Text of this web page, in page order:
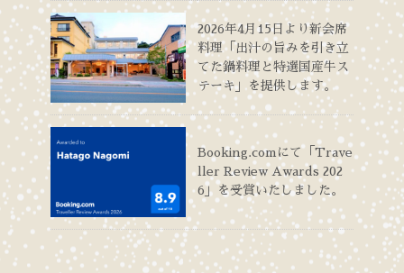
2026年4月15日より新会席
料理「出汁の旨みを引き立
てた鍋料理と特選国産牛ス
テーキ」を提供します。
Booking.comにて「Trave
ller Review Awards 202
6」を受賞いたしました。